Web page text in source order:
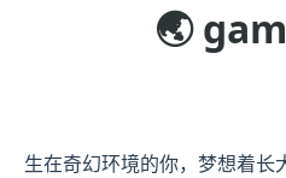
🌏
生在奇幻环境的你，梦想着长